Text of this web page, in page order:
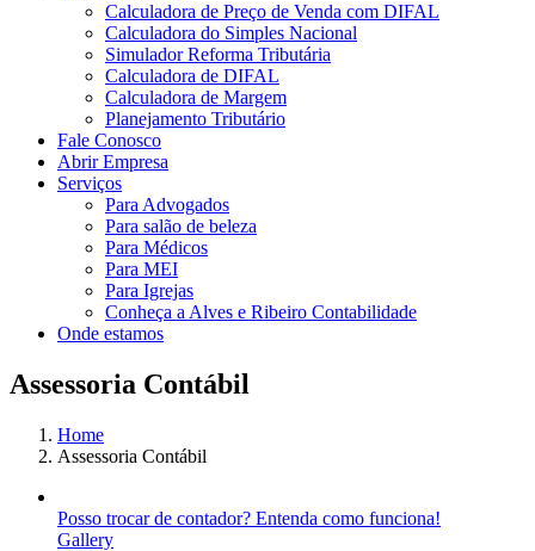
Calculadora de Preço de Venda com DIFAL
Calculadora do Simples Nacional
Simulador Reforma Tributária
Calculadora de DIFAL
Calculadora de Margem
Planejamento Tributário
Fale Conosco
Abrir Empresa
Serviços
Para Advogados
Para salão de beleza
Para Médicos
Para MEI
Para Igrejas
Conheça a Alves e Ribeiro Contabilidade
Onde estamos
Assessoria Contábil
Home
Assessoria Contábil
Posso trocar de contador? Entenda como funciona!
Gallery